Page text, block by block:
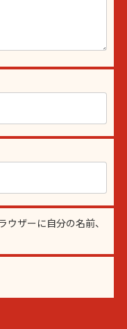
ウザーに自分の名前、